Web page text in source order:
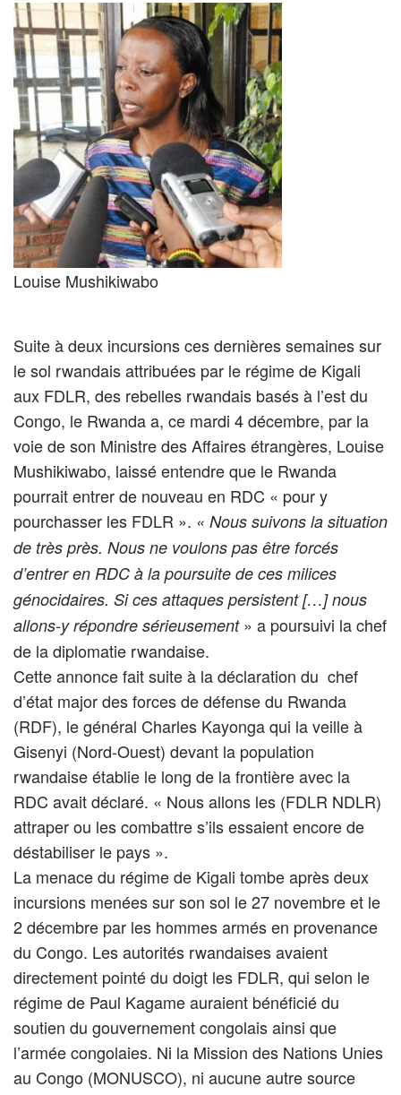
Louise Mushikiwabo
Suite à deux incursions ces dernières semaines sur
le sol rwandais attribuées par le régime de Kigali
aux FDLR, des rebelles rwandais basés à l’est du
Congo, le Rwanda a, ce mardi 4 décembre, par la
voie de son Ministre des Affaires étrangères, Louise
Mushikiwabo, laissé entendre que le Rwanda
pourrait entrer de nouveau en RDC « pour y
pourchasser les FDLR ». « Nous suivons la situation
de très près. Nous ne voulons pas être forcés
d’entrer en RDC à la poursuite de ces milices
génocidaires. Si ces attaques persistent […] nous
allons-y répondre sérieusement » a poursuivi la chef
de la diplomatie rwandaise.
Cette annonce fait suite à la déclaration du chef
d’état major des forces de défense du Rwanda
(RDF), le général Charles Kayonga qui la veille à
Gisenyi (Nord-Ouest) devant la population
rwandaise établie le long de la frontière avec la
RDC avait déclaré. « Nous allons les (FDLR NDLR)
attraper ou les combattre s’ils essaient encore de
déstabiliser le pays ».
La menace du régime de Kigali tombe après deux
incursions menées sur son sol le 27 novembre et le
2 décembre par les hommes armés en provenance
du Congo. Les autorités rwandaises avaient
directement pointé du doigt les FDLR, qui selon le
régime de Paul Kagame auraient bénéficié du
soutien du gouvernement congolais ainsi que
l’armée congolaies. Ni la Mission des Nations Unies
au Congo (MONUSCO), ni aucune autre source